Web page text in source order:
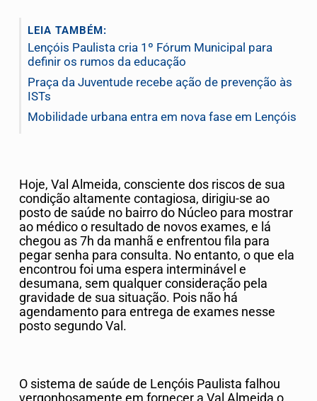
LEIA TAMBÉM:
Lençóis Paulista cria 1º Fórum Municipal para
definir os rumos da educação
Praça da Juventude recebe ação de prevenção às
ISTs
Mobilidade urbana entra em nova fase em Lençóis
Hoje, Val Almeida, consciente dos riscos de sua
condição altamente contagiosa, dirigiu-se ao
posto de saúde no bairro do Núcleo para mostrar
ao médico o resultado de novos exames, e lá
chegou as 7h da manhã e enfrentou fila para
pegar senha para consulta. No entanto, o que ela
encontrou foi uma espera interminável e
desumana, sem qualquer consideração pela
gravidade de sua situação. Pois não há
agendamento para entrega de exames nesse
posto segundo Val.
O sistema de saúde de Lençóis Paulista falhou
vergonhosamente em fornecer a Val Almeida o